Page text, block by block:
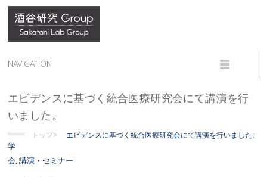
エビデンスに基づく統合医療研究会にて講演を行
いました。
トップ> エビデンスに基づく統合医療研究会にて講演を行いました。
学
会,講演・セミナー